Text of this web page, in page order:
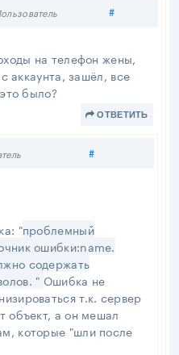
#
на телефон жены,
аккаунта, зашёл, все
было?
ОТВЕТИТЬ
#Поделиться
"проблемный
ошибки:name.
содержать
" Ошибка не
т.к. сервер
объект, а он мешал
которые "шли после